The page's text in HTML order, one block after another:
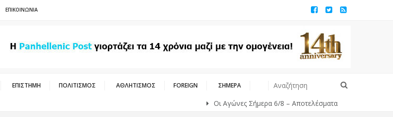
ΕΠΙΚΟΙΝΩΝΙΑ
ΕΠΙΣΤΗΜΗ ΠΟΛΙΤΙΣΜΟΣ ΑΘΛΗΤΙΣΜΟΣ FOREIGN ΣΗΜΕΡΑ
Οι Αγώνες Σήμερα 6/8 – Αποτελέσματα Η αλήθεια για τα